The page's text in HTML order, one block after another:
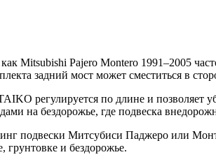
Mitsubishi Pajero Montero 1991–2005
задний мост может сместиться в
регулируется по длине и
на бездорожье, где подвеска
подвески Митсубиси Паджеро или
грунтовке и бездорожье.